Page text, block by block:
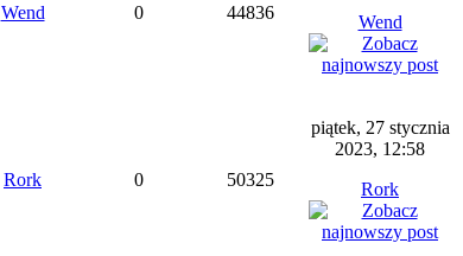
Wend 0 44836
Wend
Rork 0 50325
piątek, 27 stycznia
2023, 12:58
Rork